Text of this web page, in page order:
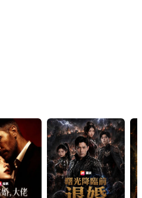
裡。當張驍因禁藥醜聞身敗名裂，陳未晞
隊拿下世界冠軍。只是站在巔峰的他，真